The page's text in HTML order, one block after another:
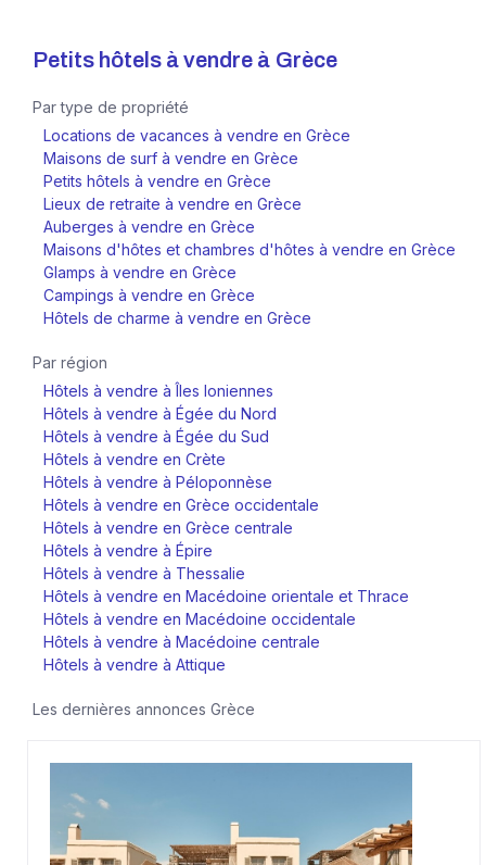
Petits hôtels à vendre à Grèce
Par type de propriété
Locations de vacances à vendre en Grèce
Maisons de surf à vendre en Grèce
Petits hôtels à vendre en Grèce
Lieux de retraite à vendre en Grèce
Auberges à vendre en Grèce
Maisons d'hôtes et chambres d'hôtes à vendre en Grèce
Glamps à vendre en Grèce
Campings à vendre en Grèce
Hôtels de charme à vendre en Grèce
Par région
Hôtels à vendre à Îles Ioniennes
Hôtels à vendre à Égée du Nord
Hôtels à vendre à Égée du Sud
Hôtels à vendre en Crète
Hôtels à vendre à Péloponnèse
Hôtels à vendre en Grèce occidentale
Hôtels à vendre en Grèce centrale
Hôtels à vendre à Épire
Hôtels à vendre à Thessalie
Hôtels à vendre en Macédoine orientale et Thrace
Hôtels à vendre en Macédoine occidentale
Hôtels à vendre à Macédoine centrale
Hôtels à vendre à Attique
Les dernières annonces Grèce